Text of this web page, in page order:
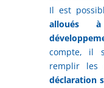
Il est
alloués
compte, il
remplir les
déclaration